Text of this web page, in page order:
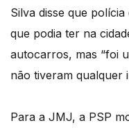
Silva disse que
que podia ter na
autocarros, mas “foi
não tiveram qualquer
Para a JMJ, a PSP